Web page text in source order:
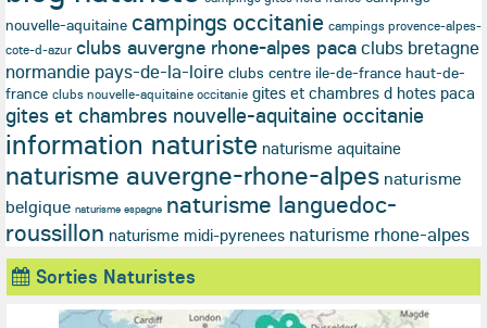
nouvelle-aquitaine campings occitanie campings provence-alpes-
cote-d-azur clubs auvergne rhone-alpes pacaclubs bretagne
normandie pays-de-la-loire clubs centre ile-de-france haut-de-
france clubs nouvelle-aquitaine occitanie gites et chambres d hotes paca
gites et chambres nouvelle-aquitaine occitanie
information naturiste naturisme aquitaine
naturisme auvergne-rhone-alpes naturisme
belgique naturisme espagne naturisme languedoc-
roussillon naturisme midi-pyrenees naturisme rhone-alpes
Sorties Naturistes